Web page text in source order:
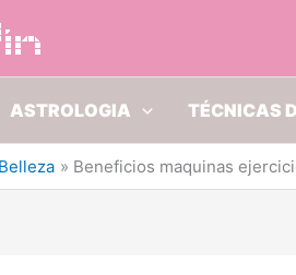
ASTROLOGIA TÉCNICAS
Beneficios maquinas